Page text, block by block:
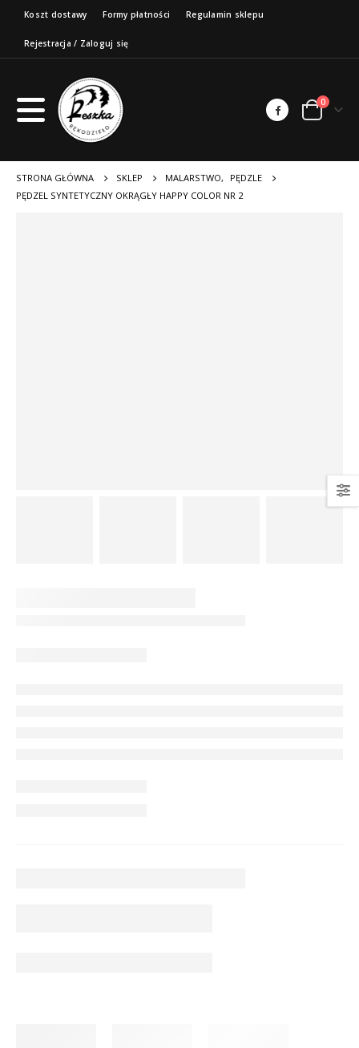
Koszt dostawy Formy płatności Regulamin sklepu
Rejestracja / Zaloguj się
0
STRONA GŁÓWNA SKLEP MALARSTWO,
PĘDZLE
PĘDZEL SYNTETYCZNY OKRĄGŁY HAPPY COLOR NR 2